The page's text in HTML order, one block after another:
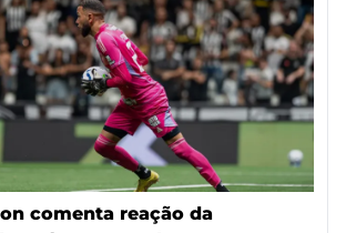
comenta reação da